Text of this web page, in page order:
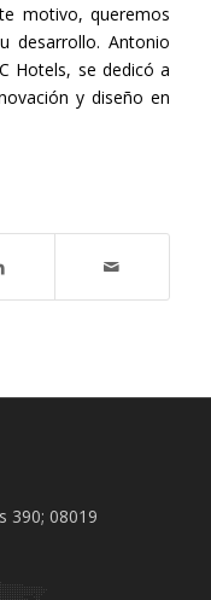
motivo, queremos
desarrollo. Antonio
Hotels, se dedicó a
y diseño en
390; 08019